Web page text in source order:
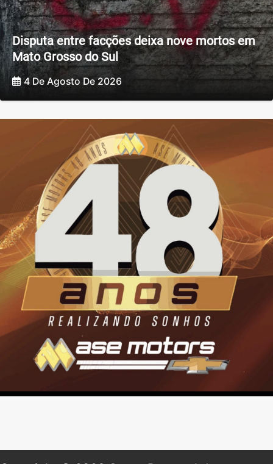
Disputa entre facções deixa nove mortos em
Mato Grosso do Sul
4 De Agosto De 2026